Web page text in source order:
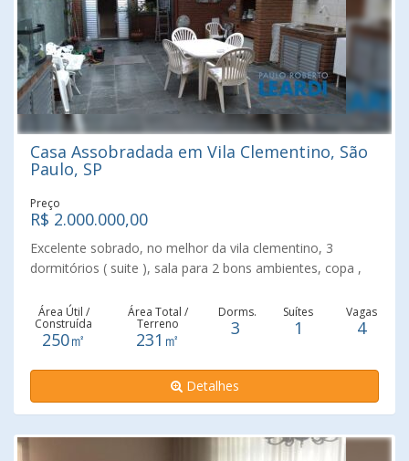
Casa Assobradada em Vila Clementino, São
Paulo, SP
Preço
R$ 2.000.000,00
Excelente sobrado, no melhor da vila clementino, 3
dormitórios ( suite ), sala para 2 bons ambientes, copa ,
Ótimo investimento.
Área Útil /
Construída
250㎡
Área Total /
Terreno
231㎡
Dorms.
3
Suítes
1
Vagas
4
Detalhes